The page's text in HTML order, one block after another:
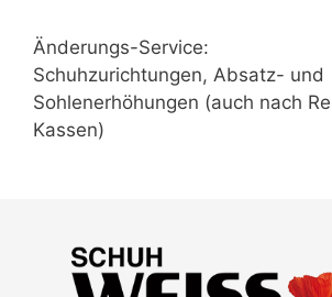
Änderungs-Service:
Schuhzurichtungen, Absatz- und
Sohlenerhöhungen (auch nach
Kassen)